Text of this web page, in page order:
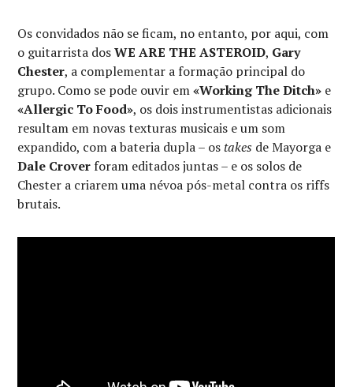
Os convidados não se ficam, no entanto, por aqui, com
o guitarrista dosWE ARE THE ASTEROID, Gary
Chester, a complementar a formação principal do
grupo. Como se pode ouvir em«Working The Ditch» e
«Allergic To Food», os dois instrumentistas adicionais
resultam em novas texturas musicais e um som
expandido, com a bateria dupla – ostakes de Mayorga e
Dale Crover foram editados juntas – e os solos de
Chester a criarem uma névoa pós-metal contra os riffs
brutais.